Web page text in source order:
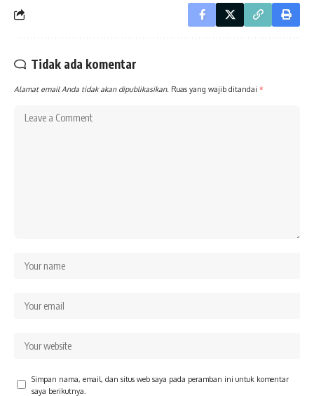
Tidak ada komentar
Alamat email Anda tidak akan dipublikasikan. Ruas yang wajib ditandai *
Simpan nama, email, dan situs web saya pada peramban ini untuk komentar
saya berikutnya.